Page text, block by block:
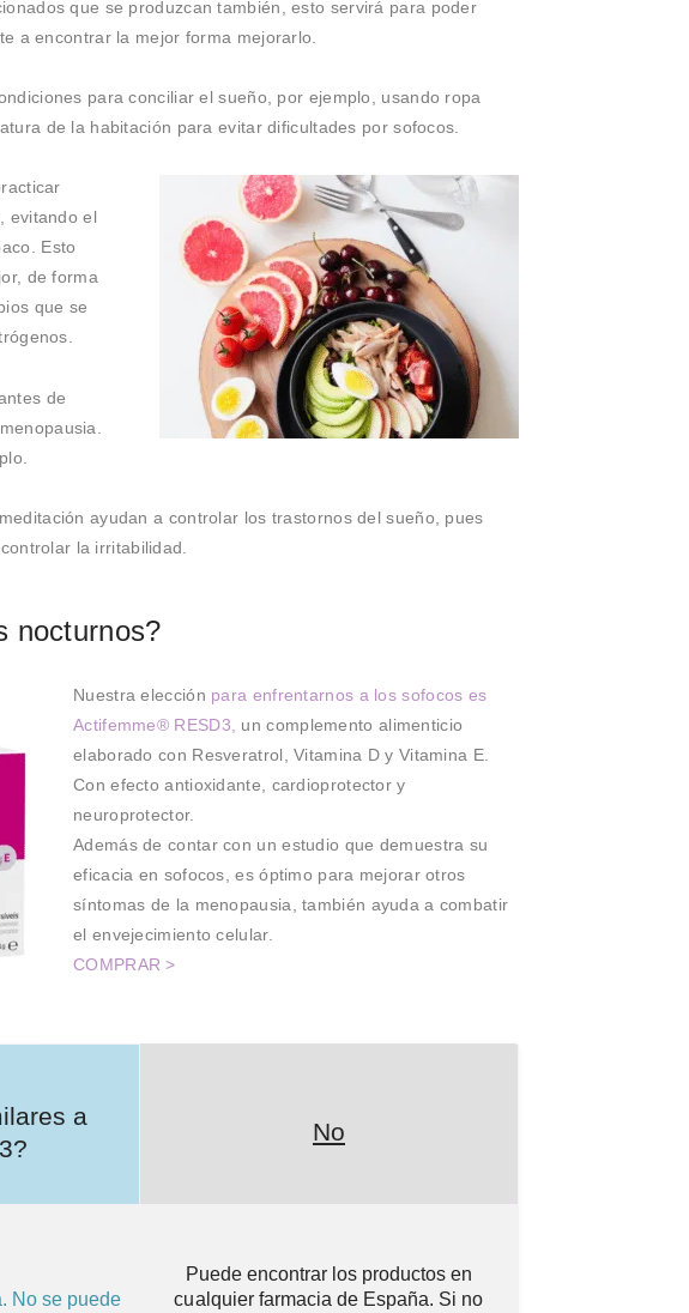
que se produzcan también, esto servirá para poder
a encontrar la mejor forma mejorarlo.
para conciliar el sueño, por ejemplo, usando ropa
de la habitación para evitar dificultades por sofocos.
evitando el
Esto
de forma
que se
de
ayudan a controlar los trastornos del sueño, pues
la irritabilidad.
nocturnos?
Nuestra elección para enfrentarnos a los sofocos es
Actifemme® RESD3,
un complemento alimenticio
elaborado con Resveratrol, Vitamina D y Vitamina E.
Con efecto antioxidante, cardioprotector y
neuroprotector.
Además de contar con un estudio que demuestra su
eficacia en sofocos, es óptimo para mejorar otros
síntomas de la menopausia, también ayuda a combatir
el envejecimiento celular.
COMPRAR >
a
?
No
No se puede
Puede encontrar los productos en
cualquier farmacia de España. Si no